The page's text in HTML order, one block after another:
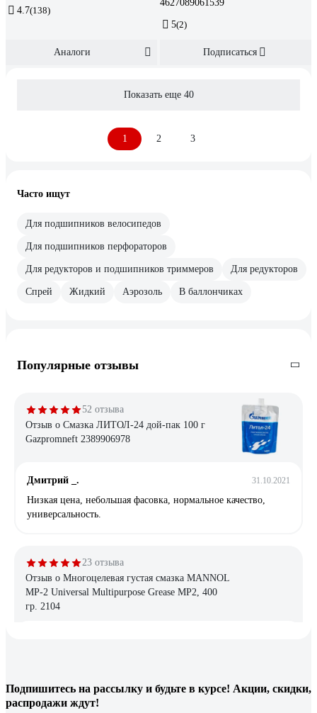
4.7(138)
Аналоги
4627089061539
5(2)
Подписаться
Показать еще 40
1 2 3
Часто ищут
Для подшипников велосипедов
Для подшипников перфораторов
Для редукторов и подшипников триммеров Для редукторов
Спрей Жидкий Аэрозоль В баллончиках
Популярные отзывы
52 отзыва
Отзыв о Смазка ЛИТОЛ-24 дой-пак 100 г
Gazpromneft 2389906978
Дмитрий _. 31.10.2021
Низкая цена, небольшая фасовка, нормальное качество,
универсальность.
23 отзыва
Отзыв о Многоцелевая густая смазка MANNOL
MP-2 Universal Multipurpose Grease MP2, 400
гр. 2104
25 отзывов
Подпишитесь на рассылку и будьте в курсе! Акции, скидки,
распродажи ждут!